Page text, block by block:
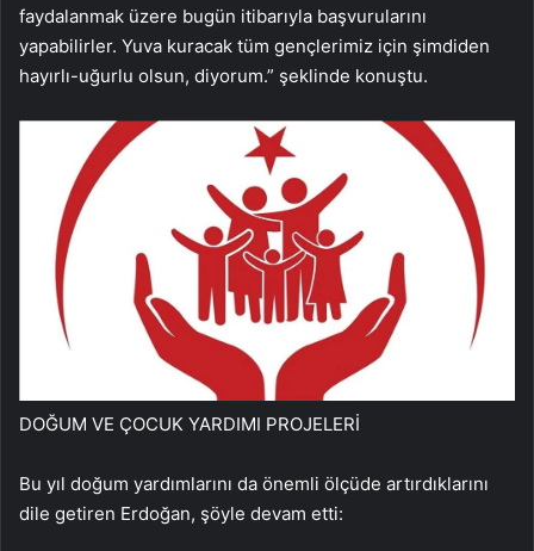
faydalanmak üzere bugün itibarıyla başvurularını
yapabilirler. Yuva kuracak tüm gençlerimiz için şimdiden
hayırlı-uğurlu olsun, diyorum.” şeklinde konuştu.
DOĞUM VE ÇOCUK YARDIMI PROJELERİ
Bu yıl doğum yardımlarını da önemli ölçüde artırdıklarını
dile getiren Erdoğan, şöyle devam etti: